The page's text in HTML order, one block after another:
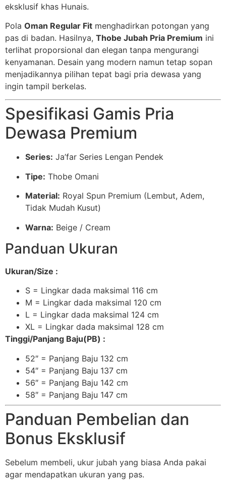
eksklusif khas Hunais.
Pola Oman Regular Fit menghadirkan potongan yang
pas di badan. Hasilnya, Thobe Jubah Pria Premium ini
terlihat proporsional dan elegan tanpa mengurangi
kenyamanan. Desain yang modern namun tetap sopan
menjadikannya pilihan tepat bagi pria dewasa yang
ingin tampil berkelas.
Spesifikasi Gamis Pria
Dewasa Premium
Series: Ja’far Series Lengan Pendek
Tipe: Thobe Omani
Material: Royal Spun Premium (Lembut, Adem,
Tidak Mudah Kusut)
Warna: Beige / Cream
Panduan Ukuran
Ukuran/Size :
S = Lingkar dada maksimal 116 cm
M = Lingkar dada maksimal 120 cm
L = Lingkar dada maksimal 124 cm
XL = Lingkar dada maksimal 128 cm
Tinggi/Panjang Baju(PB) :
52″ = Panjang Baju 132 cm
54″ = Panjang Baju 137 cm
56″ = Panjang Baju 142 cm
58″ = Panjang Baju 147 cm
Panduan Pembelian dan
Bonus Eksklusif
Sebelum membeli, ukur jubah yang biasa Anda pakai
agar mendapatkan ukuran yang pas.